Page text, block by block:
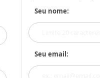
Seu nome:
Seu email: